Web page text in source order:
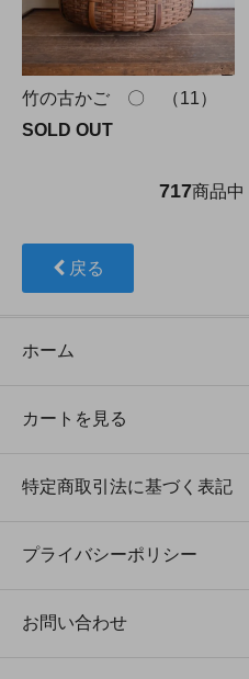
竹の古かご 〇 （11）
SOLD OUT
717商品中
戻る
ホーム
カートを見る
特定商取引法に基づく表記
プライバシーポリシー
お問い合わせ